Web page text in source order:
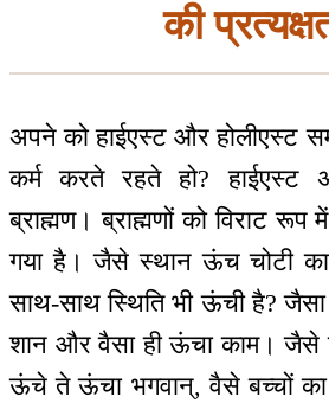
की
अपने को हाईएस्ट और होलीएस्ट
कर्म करते रहते हो?
ब्राह्मण। ब्राह्मणों को विराट रूप
गया है। जैसे स्थान ऊंच चोटी
साथ-साथ स्थिति भी ऊंची है?
शान और वैसा ही ऊंचा काम। जैसे
ऊंचे ते ऊंचा भगवान्, वैसे बच्चों